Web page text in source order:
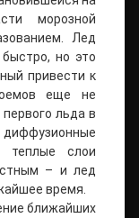
морозной
Лед
но это
привести к
еще не
льда в
теплые слои
– и лед
время.
ближайших